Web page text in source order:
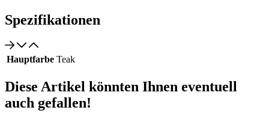
Spezifikationen
Hauptfarbe Teak
Diese Artikel könnten Ihnen eventuell
auch gefallen!